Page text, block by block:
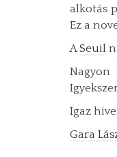
alkotás
Ez a
ASeuil
Nagyon
Igaz
Gara